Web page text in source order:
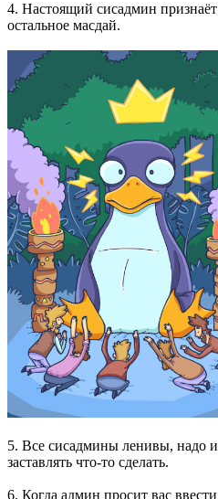
4. Настоящий сисадмин
остальное масдай.
5. Все сисадмины ленивы, надо
заставлять что-то сделать.
6. Когда админ просит вас